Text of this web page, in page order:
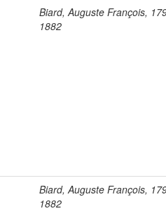
Biard, Auguste François,
1882
Biard, Auguste François,
1882